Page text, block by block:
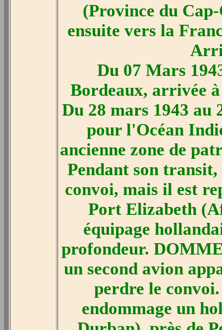
(Province du
ensuite vers la
Du 07 Mars
Bordeaux, arrivée
Du 28 mars 1943 au
pour l'Océan
ancienne zone de
Pendant son
convoi, mais il est
Port Elizabeth
équipage
profondeur.
un second avion
perdre le
endommage un